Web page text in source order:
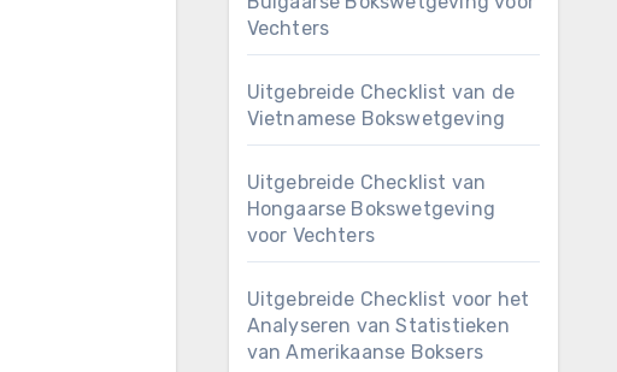
Vechters
Uitgebreide Checklist van de
Vietnamese Bokswetgeving
Uitgebreide Checklist van
Hongaarse Bokswetgeving
voor Vechters
Uitgebreide Checklist voor het
Analyseren van Statistieken
van Amerikaanse Boksers